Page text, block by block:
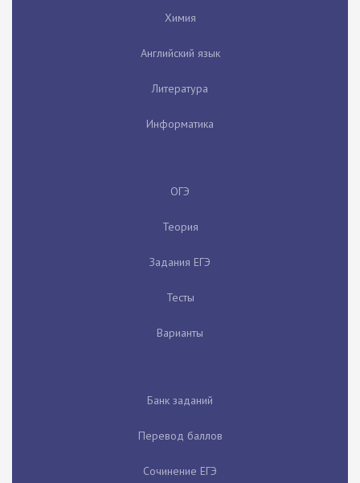
Химия
Английский язык
Литература
Информатика
ОГЭ
Теория
Задания ЕГЭ
Тесты
Варианты
Банк заданий
Перевод баллов
Сочинение ЕГЭ